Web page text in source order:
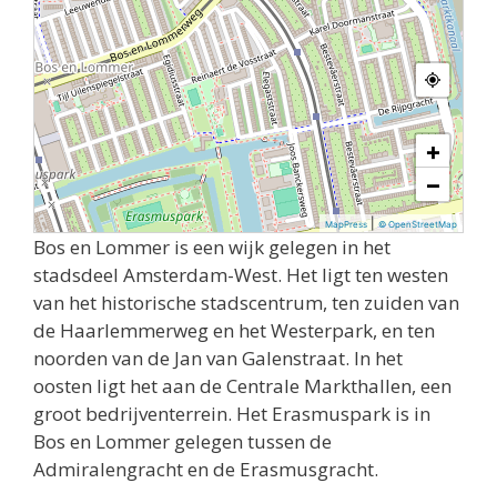
+
−
MapPress|© OpenStreetMap
Bos en Lommer is een wijk gelegen in het
stadsdeel Amsterdam-West. Het ligt ten westen
van het historische stadscentrum, ten zuiden van
de Haarlemmerweg en het Westerpark, en ten
noorden van de Jan van Galenstraat. In het
oosten ligt het aan de Centrale Markthallen, een
groot bedrijventerrein. Het Erasmuspark is in
Bos en Lommer gelegen tussen de
Admiralengracht en de Erasmusgracht.